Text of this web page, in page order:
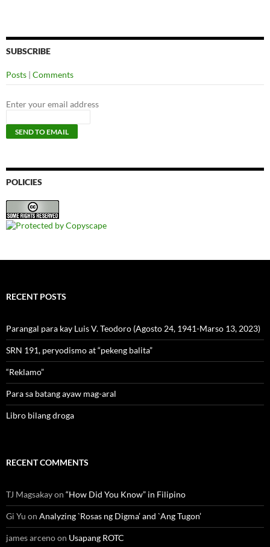
SUBSCRIBE
Posts | Comments
Enter your email address
POLICIES
RECENT POSTS
Parangal para kay Luis V. Teodoro (Agosto 24, 1941-Marso 13, 2023)
SRN 191, peryodismo at “pekeng balita”
“Reklamo”
Para sa batang ayaw mag-aral
Libro bilang droga
RECENT COMMENTS
TJ Magsakayon “How Did You Know” in Filipino
Gi Yu on Analyzing `Rosas ng Digma’ and `Ang Tugon’
james arcenoon Usapang ROTC